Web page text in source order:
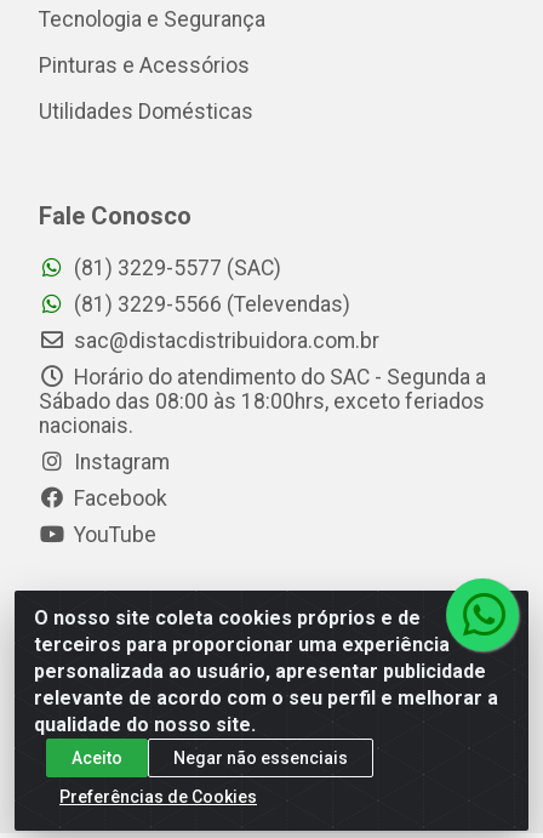
O nosso site coleta cookies próprios e de
terceiros para proporcionar uma experiência
personalizada ao usuário, apresentar publicidade
relevante de acordo com o seu perfil e melhorar a
qualidade do nosso site.
Aceito
Negar não essenciais
Preferências de Cookies
Tecnologia e Segurança
Pinturas e Acessórios
Utilidades Domésticas
Fale Conosco
(81) 3229-5577 (SAC)
(81) 3229-5566 (Televendas)
sac@distacdistribuidora.com.br
Horário do atendimento do SAC - Segunda a
Sábado das 08:00 às 18:00hrs, exceto feriados
nacionais.
Instagram
Facebook
YouTube
Distac Distribuidora - Av. Durval de Góes Monteiro, 7049
- Jardim Petrópolis - Maceió/AL - CEP 57061-000 - CNPJ
08.072.649/0001-20